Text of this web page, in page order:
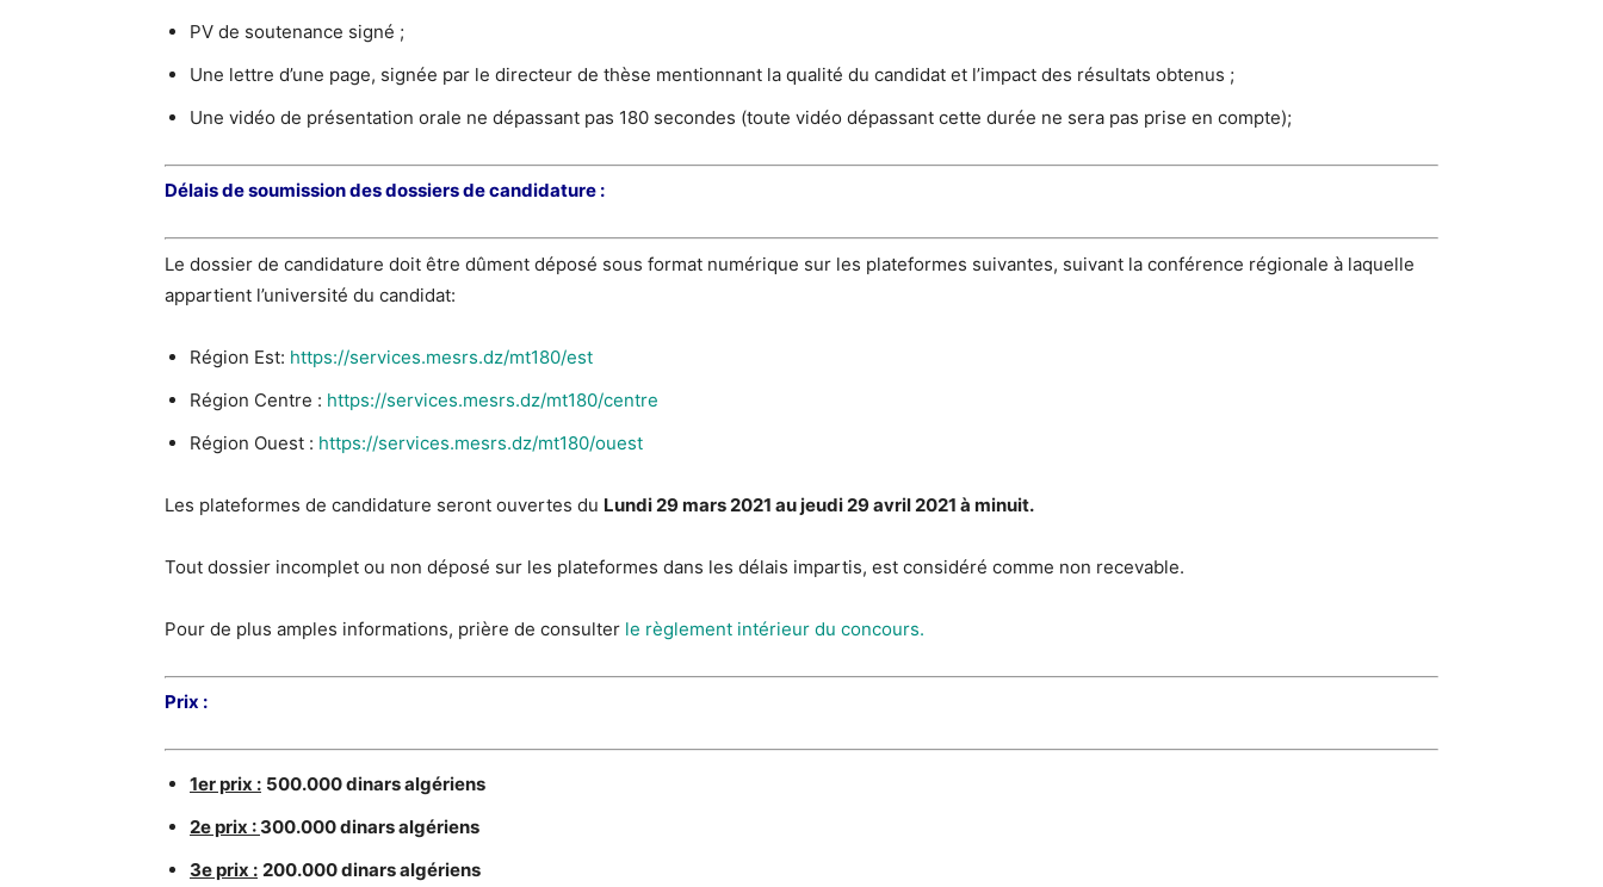
PV de soutenance signé ;
Une lettre d’une page, signée par le directeur de thèse mentionnant la qualité du candidat et l’impact des résultats obtenus ;
Une vidéo de présentation orale ne dépassant pas 180 secondes (toute vidéo dépassant cette durée ne sera pas prise en compte);
Délais de soumission des dossiers de candidature :
Le dossier de candidature doit être dûment déposé sous format numérique sur les plateformes suivantes, suivant la conférence régionale à laquelle
appartient l’université du candidat:
Région Est: https://services.mesrs.dz/mt180/est
Région Centre : https://services.mesrs.dz/mt180/centre
Région Ouest : https://services.mesrs.dz/mt180/ouest
Les plateformes de candidature seront ouvertes du Lundi 29 mars 2021 au jeudi 29 avril 2021 à minuit.
Tout dossier incomplet ou non déposé sur les plateformes dans les délais impartis, est considéré comme non recevable.
Pour de plus amples informations, prière de consulter le règlement intérieur du concours.
Prix :
1er prix : 500.000 dinars algériens
2e prix : 300.000 dinars algériens
3e prix : 200.000 dinars algériens